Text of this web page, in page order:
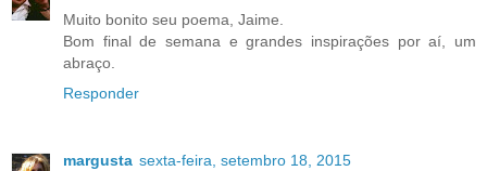
Muito bonito seu poema, Jaime.
Bom final de semana e grandes inspirações por aí, um
abraço.
Responder
margusta sexta-feira, setembro 18, 2015